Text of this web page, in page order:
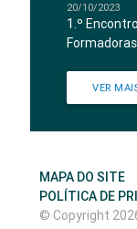
20/10/2023
1.º
VER
MAPA DO SITE
POLÍTICA DE
© Copyright